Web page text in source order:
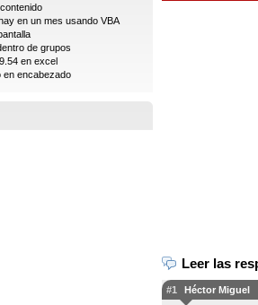
en un mes usando VBA
de grupos
en excel
en encabezado
Leer las
#1 Héctor Miguel